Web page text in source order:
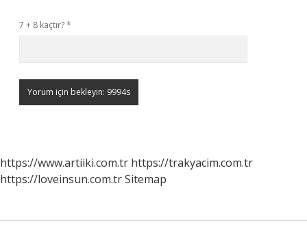
7 + 8 kaçtır?*
https://www.artiiki.com.tr https://trakyacim.com.tr
https://loveinsun.com.trSitemap